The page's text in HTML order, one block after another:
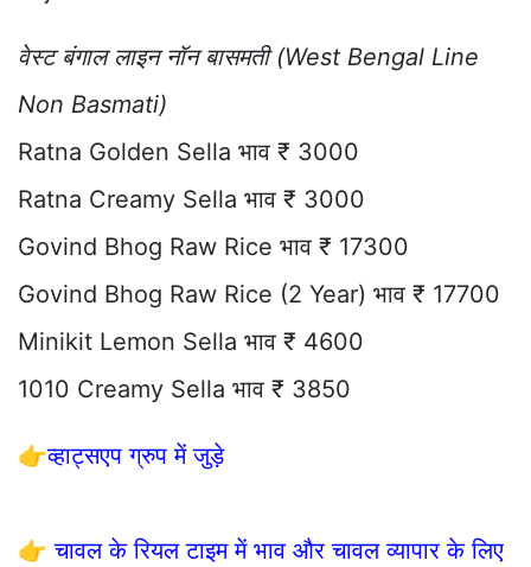
वेस्ट बंगाल लाइन नॉन बासमती (West Bengal Line
Non Basmati)
Ratna Golden Sella भाव ₹ 3000
Ratna Creamy Sella भाव ₹ 3000
Govind Bhog Raw Rice भाव ₹ 17300
Govind Bhog Raw Rice (2 Year) भाव ₹ 17700
Minikit Lemon Sella भाव ₹ 4600
1010 Creamy Sella भाव ₹ 3850
👉व्हाट्सएप ग्रुप में जुड़े
👉चावल के रियल टाइम में भाव और चावल व्यापार के लिए